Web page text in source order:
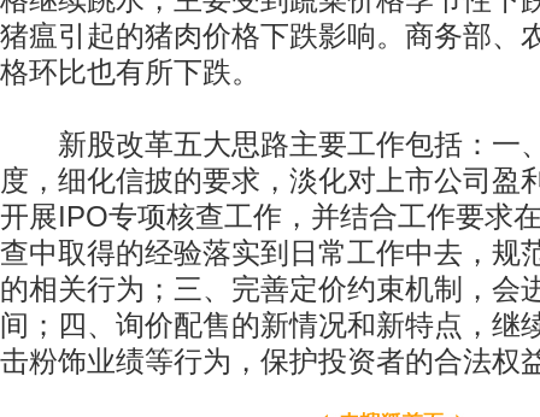
猪瘟引起的猪肉价格下跌影响。商务部、
格环比也有所下跌。
新股改革五大思路主要工作包括：一
度，细化信披的要求，淡化对上市公司盈
开展IPO专项核查工作，并结合工作要求
查中取得的经验落实到日常工作中去，规
的相关行为；三、完善定价约束机制，会
间；四、询价配售的新情况和新特点，继
击粉饰业绩等行为，保护投资者的合法权